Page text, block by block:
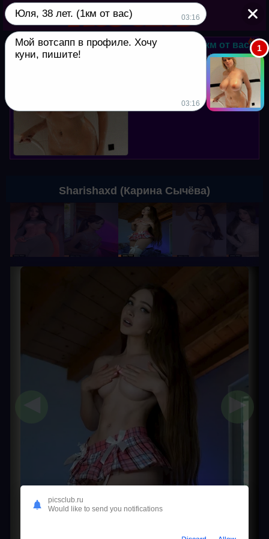
Юля, 38 лет. (1км от вас)
Мой вотсапп в профиле. Хочу
Sharishaxd (Карина Сычёва)
▶
Юля, 38 лет. (1км от вас) 03:16
Мой вотсапп в профиле. Хочу
куни, пишите!
03:16
1
picsclub.ru
Would like to send you notifications